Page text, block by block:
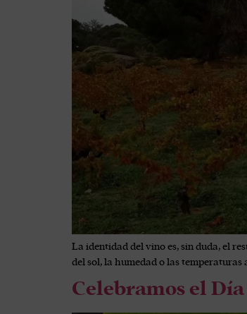
La identidad del vino es, sin duda, el
del sol, la humedad o las
Celebramos el